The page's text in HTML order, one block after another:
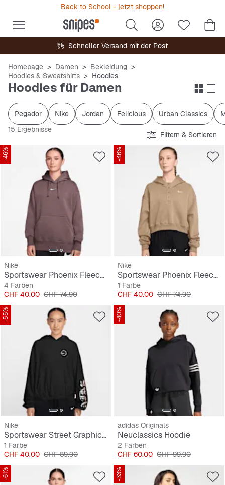
Back to School - jetzt shoppen!
Schneller Versand mit der Post
Homepage Damen
Bekleidung
Hoodies & Sweatshirts
Hoodies
Hoodies für Damen
Pegador Nike Jordan Felicious Urban Classics
15 Ergebnisse
Filtern & Sortieren
-46%
Nike
Sportswear Phoenix Fleece Oversized Hoodie
4 Farben
Preis
CHF 40.00 Originalpreis
CHF 74.90
-46%
Nike
Sportswear Phoenix Fleece Oversized Crop Hoodie
1 Farbe
Preis
CHF 40.00 Originalpreis
CHF 74.90
-55%
Nike
Sportswear Street Graphic Pullover Hoodie
1 Farbe
Preis
CHF 40.00 Originalpreis
CHF 89.90
-40%
adidas Originals
Neuclassics Hoodie
2 Farben
Preis
CHF 60.00 Originalpreis
CHF 99.90
-61% -33%